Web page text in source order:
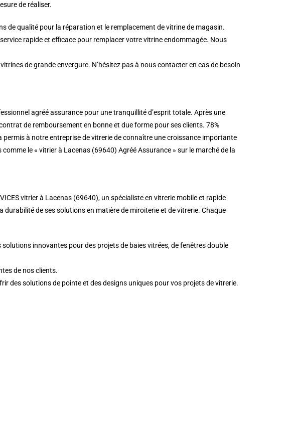
de réaliser.
de qualité pour la réparation et le remplacement de vitrine de magasin.
rapide et efficace pour remplacer votre vitrine endommagée. Nous
de grande envergure. N’hésitez pas à nous contacter en cas de besoin
agréé assurance pour une tranquillité d’esprit totale. Après une
de remboursement en bonne et due forme pour ses clients. 78%
permis à notre entreprise de vitrerie de connaître une croissance importante
le « vitrier à Lacenas (69640) Agréé Assurance » sur le marché de la
vitrier à Lacenas (69640), un spécialiste en vitrerie mobile et rapide
de ses solutions en matière de miroiterie et de vitrerie. Chaque
innovantes pour des projets de baies vitrées, de fenêtres double
de nos clients.
des solutions de pointe et des designs uniques pour vos projets de vitrerie.